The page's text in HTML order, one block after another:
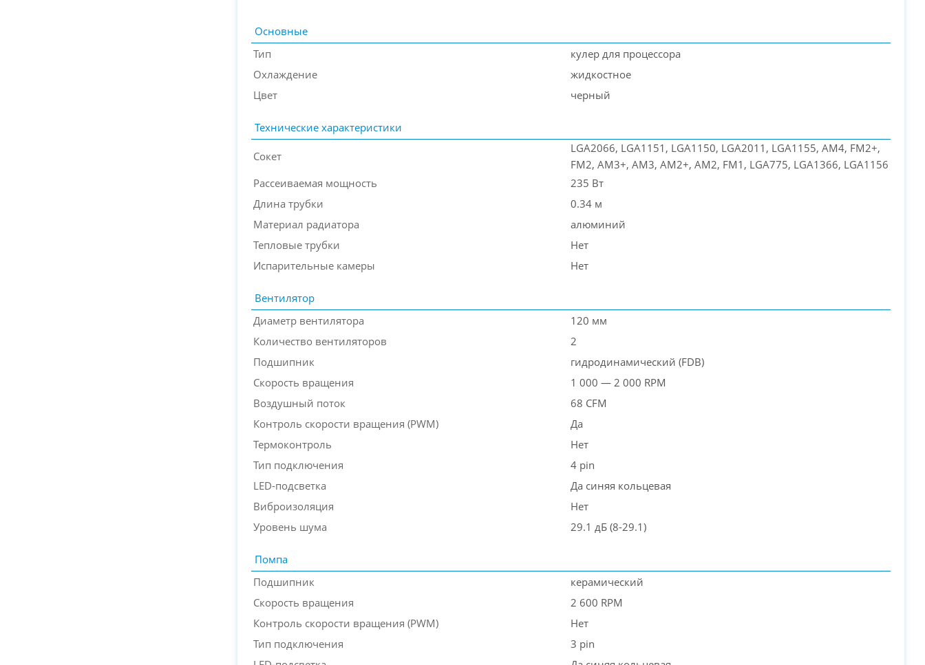
PC-Arena на карте Москвы — Яндекс Карты
Основные
Тип
кулер для процессора
Охлаждение
жидкостное
Цвет
черный
Технические характеристики
Сокет
LGA2066, LGA1151, LGA1150, LGA2011, LGA1155, AM4, FM2+,
FM2, AM3+, AM3, AM2+, AM2, FM1, LGA775, LGA1366, LGA1156
Рассеиваемая мощность
235 Вт
Длина трубки
0.34 м
Материал радиатора
алюминий
Тепловые трубки
Нет
Испарительные камеры
Нет
Вентилятор
Диаметр вентилятора
120 мм
Количество вентиляторов
2
Подшипник
гидродинамический (FDB)
Скорость вращения
1 000 — 2 000 RPM
Воздушный поток
68 CFM
Контроль скорости вращения (PWM)
Да
Термоконтроль
Нет
Тип подключения
4 pin
LED-подсветка
Да синяя кольцевая
Виброизоляция
Нет
Уровень шума
29.1 дБ (8-29.1)
Помпа
Подшипник
керамический
Скорость вращения
2 600 RPM
Контроль скорости вращения (PWM)
Нет
Тип подключения
3 pin